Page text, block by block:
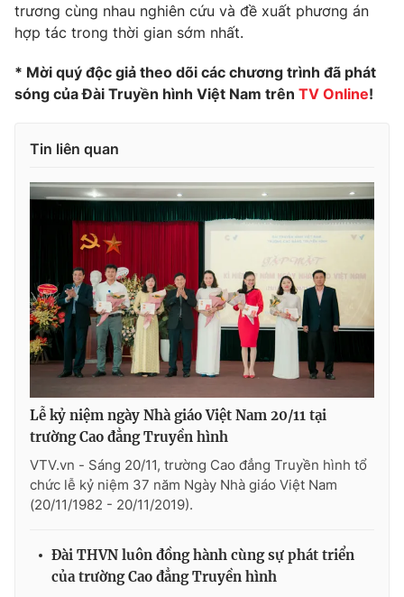
trương cùng nhau nghiên cứu và đề xuất phương án
hợp tác trong thời gian sớm nhất.
* Mời quý độc giả theo dõi các chương trình đã phát
sóng của Đài Truyền hình Việt Nam trên TV Online!
Tin liên quan
Lễ kỷ niệm ngày Nhà giáo Việt Nam 20/11 tại
trường Cao đẳng Truyền hình
VTV.vn - Sáng 20/11, trường Cao đẳng Truyền hình tổ
chức lễ kỷ niệm 37 năm Ngày Nhà giáo Việt Nam
(20/11/1982 - 20/11/2019).
Đài THVN luôn đồng hành cùng sự phát triển
của trường Cao đẳng Truyền hình